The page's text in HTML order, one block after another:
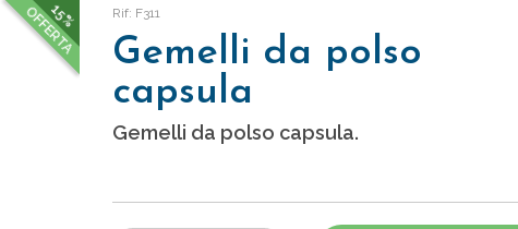
15%
OFFERTA Rif: F311
Gemelli da polso
capsula
Gemelli da polso capsula.